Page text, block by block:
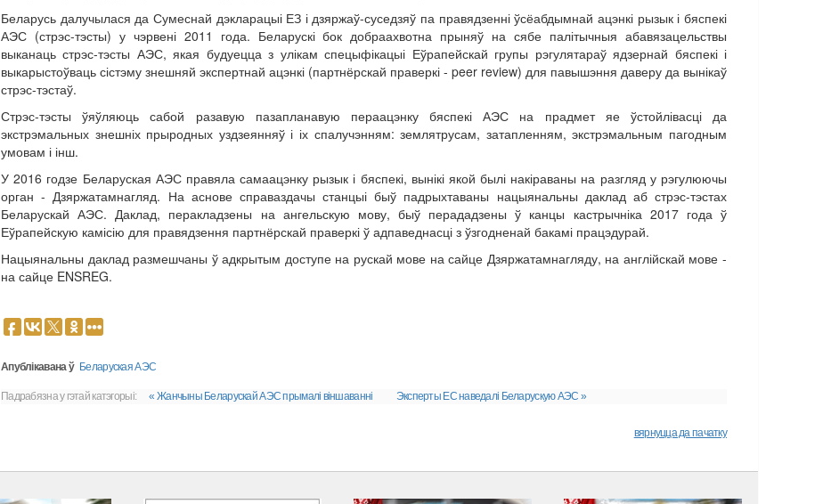
Беларусь далучылася да Сумеснай дэкларацыі ЕЗ і дзяржаў-суседзяў па правядзенні ўсёабдымнай ацэнкі рызык і бяспекі
АЭС (стрэс-тэсты) у чэрвені 2011 года. Беларускі бок добраахвотна прыняў на сябе палітычныя абавязацельствы
выканаць стрэс-тэсты АЭС, якая будуецца з улікам спецыфікацыі Еўрапейскай групы рэгулятараў ядзернай бяспекі і
выкарыстоўваць сістэму знешняй экспертнай ацэнкі (партнёрскай праверкі - peer review) для павышэння даверу да вынікаў
стрэс-тэстаў.
Стрэс-тэсты ўяўляюць сабой разавую пазапланавую пераацэнку бяспекі АЭС на прадмет яе ўстойлівасці да
экстрэмальных знешніх прыродных уздзеянняў і іх спалучэнням: землятрусам, затапленням, экстрэмальным пагодным
умовам і інш.
У 2016 годзе Беларуская АЭС правяла самаацэнку рызык і бяспекі, вынікі якой былі накіраваны на разгляд у рэгулюючы
орган - Дзяржатамнагляд. На аснове справаздачы станцыі быў падрыхтаваны нацыянальны даклад аб стрэс-тэстах
Беларускай АЭС. Даклад, перакладзены на ангельскую мову, быў перададзены ў канцы кастрычніка 2017 года ў
Еўрапейскую камісію для правядзення партнёрскай праверкі ў адпаведнасці з ўзгодненай бакамі працэдурай.
Нацыянальны даклад размешчаны ў адкрытым доступе на рускай мове на сайце Дзяржатамнагляду, на англійскай мове -
на сайце ENSREG.
Апублікавана ў Беларуская АЭС
Падрабязна у гэтай катэгорыі: « Жанчыны Беларускай АЭС прымалі віншаванні Эксперты ЕС наведалі Беларускую АЭС »
вярнуцца да пачатку